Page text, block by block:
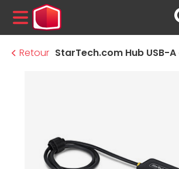
MENU
Retour